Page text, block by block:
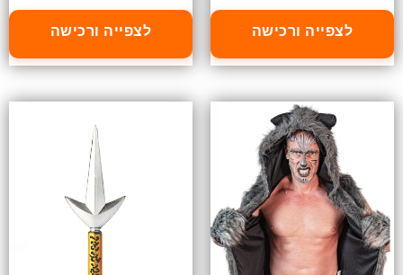
לצפייה ורכישה לצפייה ורכישה